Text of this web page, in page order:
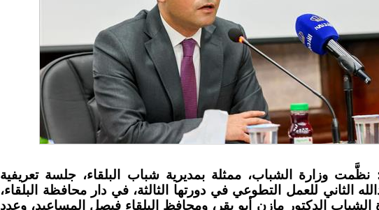
نظَّمت وزارة الشباب، ممثلة بمديرية شباب البلقاء، جلسة تعريفية
الثاني للعمل التطوعي في دورتها الثالثة، في دار محافظة البلقاء،
الدكتور مازن أبو بقر، ومحافظ البلقاء فيصل المساعيد، وعدد